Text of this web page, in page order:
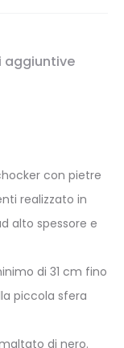
aggiuntive
con pietre
realizzato in
alto spessore e
di 31 cm fino
piccola sfera
di nero.